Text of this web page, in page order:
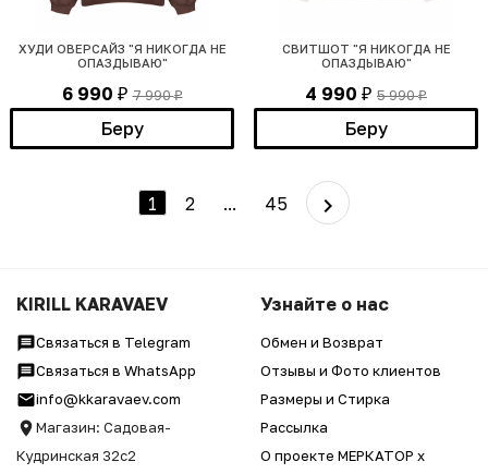
ХУДИ ОВЕРСАЙЗ "Я НИКОГДА НЕ
ОПАЗДЫВАЮ"
6 990 ₽ 7 990₽
Беру
СВИТШОТ "Я НИКОГДА НЕ
ОПАЗДЫВАЮ"
4 990 ₽ 5 990₽
Беру
1 2 ... 45
KIRILL KARAVAEV
Связаться в Telegram
Связаться в WhatsApp
info@kkaravaev.com
Магазин: Садовая-
Кудринская 32с2
Узнайте о нас
Обмен и Возврат
Отзывы и Фото клиентов
Размеры и Стирка
Рассылка
О проекте МЕРКАТОР x